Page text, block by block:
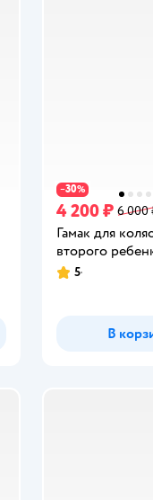
−30%
4 200 ₽ 6 000
Гамак для
второго
Рейтинг:
5
В